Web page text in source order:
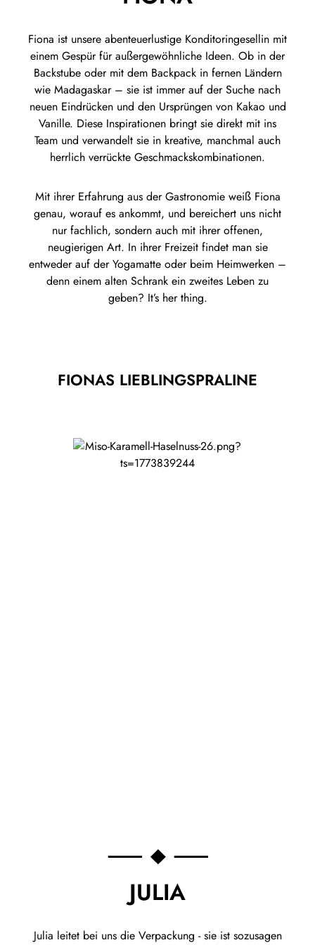
Fiona ist unsere abenteuerlustige Konditoringesellin mit
einem Gespür für außergewöhnliche Ideen. Ob in der
Backstube oder mit dem Backpack in fernen Ländern
wie Madagaskar – sie ist immer auf der Suche nach
neuen Eindrücken und den Ursprüngen von Kakao und
Vanille. Diese Inspirationen bringt sie direkt mit ins
Team und verwandelt sie in kreative, manchmal auch
herrlich verrückte Geschmackskombinationen.
Mit ihrer Erfahrung aus der Gastronomie weiß Fiona
genau, worauf es ankommt, und bereichert uns nicht
nur fachlich, sondern auch mit ihrer offenen,
neugierigen Art. In ihrer Freizeit findet man sie
entweder auf der Yogamatte oder beim Heimwerken –
denn einem alten Schrank ein zweites Leben zu
geben? It’s her thing.
FIONAS LIEBLINGSPRALINE
JULIA
Julia leitet bei uns die Verpackung - sie ist sozusagen